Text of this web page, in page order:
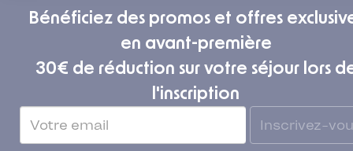
Bénéficiez des promos et offres
en avant-première
30€ de réduction sur votre séjour lors
l'inscription
Inscrivez-